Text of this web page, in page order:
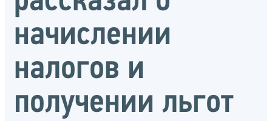
начислении
налогов и
получении льгот